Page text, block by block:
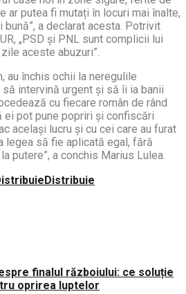
ar putea fi mutați în locuri mai înalte,
a declarat acesta. Potrivit
„PSD și PNL sunt complicii lui
aceste abuzuri”.
au închis ochii la neregulile
intervină urgent și să îi ia banii
cu fiecare român de rând
ei pot pune popriri și confiscări
același lucru și cu cei care au furat
legea să fie aplicată egal, fără
putere”, a conchis Marius Lulea.
Distribuie